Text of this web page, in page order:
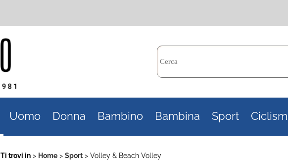
il
Uomo Donna Bambino Bambina Sport
Ti trovi in Home Sport Volley & Beach Volley